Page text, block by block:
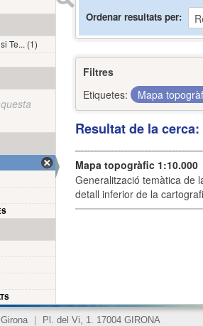
Ordenar resultats per
Filtres
Etiquetes:
Mapa
Resultat de la
Mapa topogràfic 1:10.000
Generalització temàtica de
detall inferior de la
Te... (1)
Pl. del Vi, 1. 17004 GIRONA